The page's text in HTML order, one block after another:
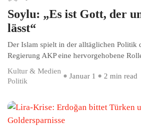
Soylu: „Es ist Gott, der
lässt“
Der Islam spielt in der alltäglichen Politik
Regierung AKP eine hervorgehobene
Kultur & Medien
Politik
Januar 1 2 min read